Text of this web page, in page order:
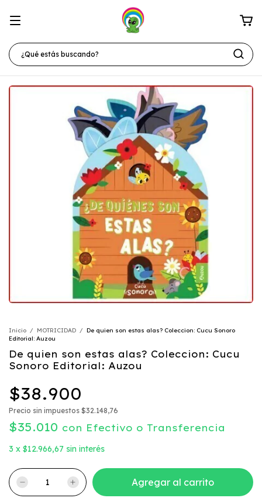
Inicio / MOTRICIDAD / De quien son estas alas? Coleccion: Cucu Sonoro
Editorial: Auzou
De quien son estas alas? Coleccion: Cucu
Sonoro Editorial: Auzou
$38.900
Precio sin impuestos $32.148,76
$35.010 con Efectivo o Transferencia
3 x $12.966,67 sin interés